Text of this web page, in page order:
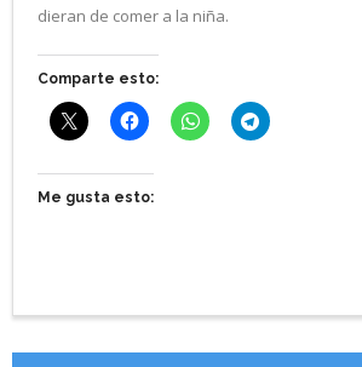
dieran de comer a la niña.
Comparte esto:
Me gusta esto: